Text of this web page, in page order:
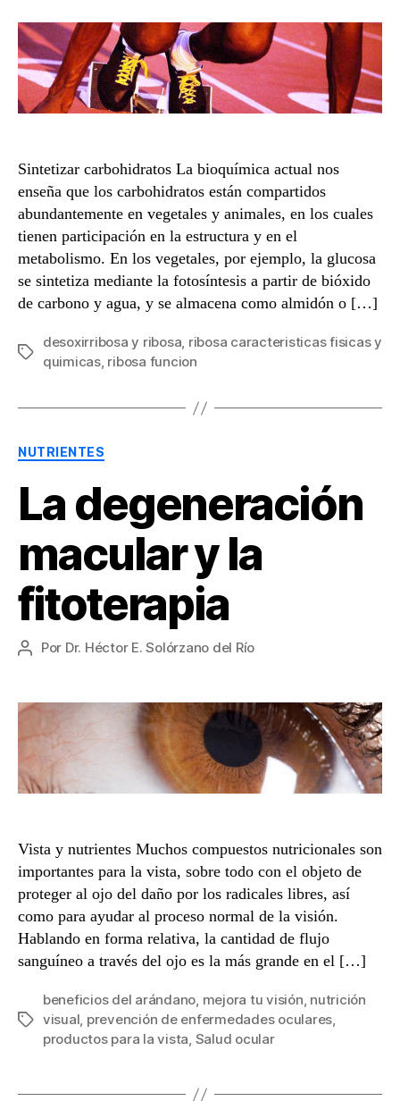
entrada
Sintetizar carbohidratos La bioquímica actual nos
enseña que los carbohidratos están compartidos
abundantemente en vegetales y animales, en los cuales
tienen participación en la estructura y en el
metabolismo. En los vegetales, por ejemplo, la glucosa
se sintetiza mediante la fotosíntesis a partir de bióxido
de carbono y agua, y se almacena como almidón o […]
Etiquetas
desoxirribosa y ribosa, ribosa caracteristicas fisicas y
quimicas, ribosa funcion
NUTRIENTES
La degeneración
macular y la
fitoterapia
Autor
entrada
Por Dr. Héctor E. Solórzano del Río
Vista y nutrientes Muchos compuestos nutricionales son
importantes para la vista, sobre todo con el objeto de
proteger al ojo del daño por los radicales libres, así
como para ayudar al proceso normal de la visión.
Hablando en forma relativa, la cantidad de flujo
sanguíneo a través del ojo es la más grande en el […]
Etiquetas
beneficios del arándano, mejora tu visión, nutrición
visual, prevención de enfermedades oculares,
productos para la vista, Salud ocular